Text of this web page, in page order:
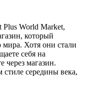
Plus World Market,
который
мира. Хотя они стали
себя на
через магазин.
середины века,